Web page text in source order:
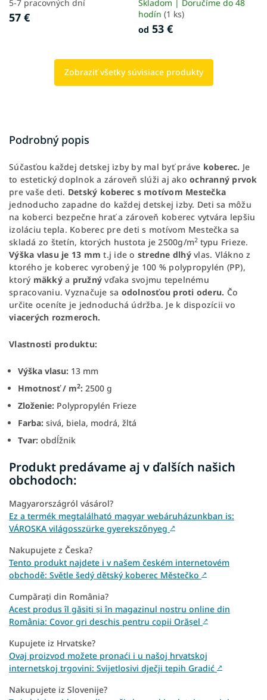
5-7 pracovných dní
57 €
Skladom | Doručíme do 48
hodín (1 ks)
od 53 €
Zobraziť všetky súvisiace produkty
Podrobný popis
Súčasťou každej detskej izby by mal byť práve koberec. Je
to estetický doplnok a zároveň slúži aj ako ochranný prvok
pre vaše deti. Detský koberec s motívom Mestečka
jednoducho zapadne do každej detskej izby. Deti sa môžu
na koberci bezpečne hrať a zároveň koberec vytvára lepšiu
izoláciu tepla. Koberec pre deti s motívom Mestečka sa
skladá zo štetín, ktorých hustota je 2500g/m2 typu Frieze.
Výška vlasu je 13 mmt.j ide o stredne dlhývlas. Vlákno z
ktorého je koberec vyrobený je 100 % polypropylén (PP),
ktorý mäkkýa pružný vďaka svojmu tepelnému
spracovaniu. Vyznačuje sa odolnosťou proti oderu. Čo
určite oceníte je jednoduchá údržba. Je k dispozícii vo
viacerých rozmeroch.
Vlastnosti produktu:
Výška vlasu: 13 mm
Hmotnosť / m2: 2500 g
Zloženie: Polypropylén Frieze
Farba: sivá, biela, modrá, žltá
Tvar: obdĺžnik
Produkt predávame aj v ďalších našich
obchodoch:
Magyarországról vásárol?
Ez a termék megtalálható magyar webáruházunkban is:
VÁROSKA világosszürke gyerekszőnyeg ↗
Nakupujete z Česka?
Tento produkt najdete i v našem českém internetovém
obchodě: Světle šedý dětský koberec Městečko ↗
Cumpărați din România?
Acest produs îl găsiți și în magazinul nostru online din
România: Covor gri deschis pentru copii Orășel ↗
Kupujete iz Hrvatske?
Ovaj proizvod možete pronaći i u našoj hrvatskoj
internetskoj trgovini: Svijetlosivi dječji tepih Gradić ↗
Nakupujete iz Slovenije?